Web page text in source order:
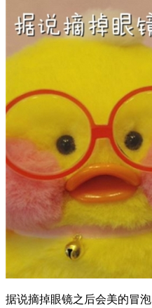
据说摘掉眼镜之后会美的冒泡